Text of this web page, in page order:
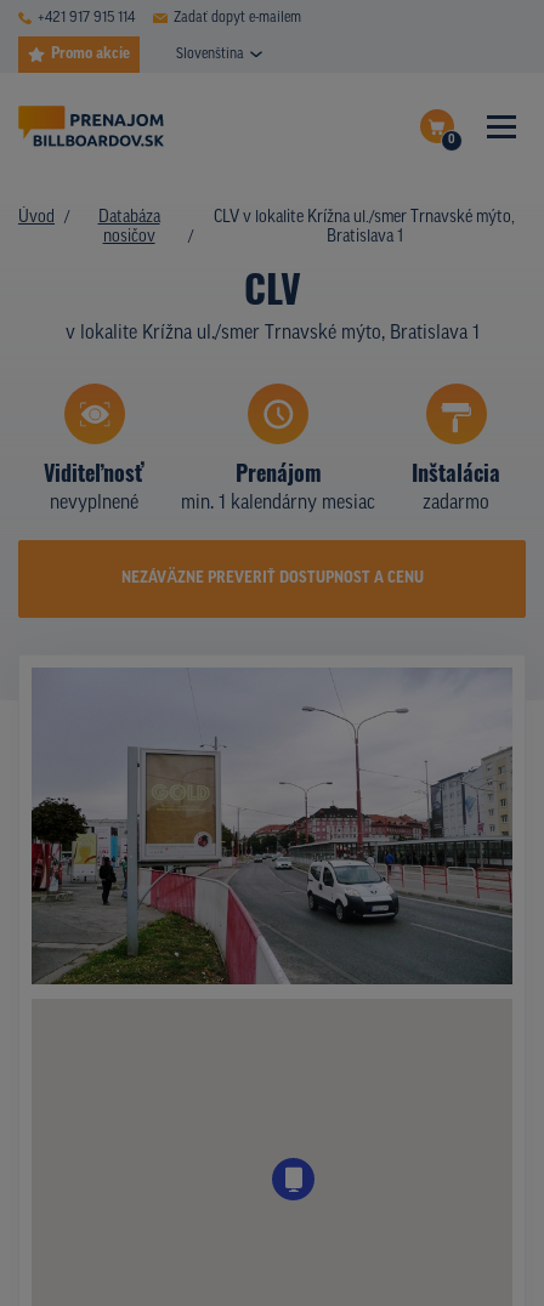
+421 917 915 114 Zadať dopyt e-mailem
Promo akcie Slovenština
0
Dokončiť dopyt
DATABÁZA NOSIČOV
PLOCHY V AKCII
CENY
TYPY NOSIČOV
KTO SME
KONTAKTY
Úvod
Databáza
nosičov
CLV v lokalite Krížna ul./smer Trnavské mýto,
Bratislava 1
CLV
v lokalite Krížna ul./smer Trnavské mýto, Bratislava 1
Viditeľnosť
nevyplnené
Prenájom
min. 1 kalendárny mesiac
Inštalácia
zadarmo
NEZÁVÄZNE PREVERIŤ DOSTUPNOST A CENU